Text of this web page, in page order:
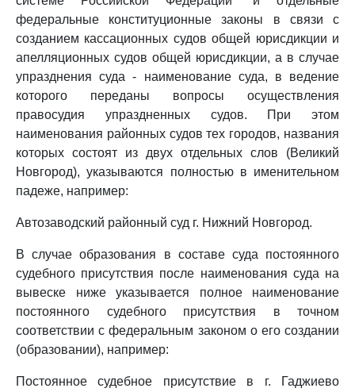
федеральные конституционные законы в связи с
созданием кассационных судов общей юрисдикции и
апелляционных судов общей юрисдикции, а в случае
упразднения суда - наименование суда, в ведение
которого переданы вопросы осуществления
правосудия упраздненных судов. При этом
наименования районных судов тех городов, названия
которых состоят из двух отдельных слов (Великий
Новгород), указываются полностью в именительном
падеже, например:
Автозаводский районный суд г. Нижний Новгород.
В случае образования в составе суда постоянного
судебного присутствия после наименования суда на
вывеске ниже указывается полное наименование
постоянного судебного присутствия в точном
соответствии с федеральным законом о его создании
(образовании), например:
Постоянное судебное присутствие в г. Гаджиево